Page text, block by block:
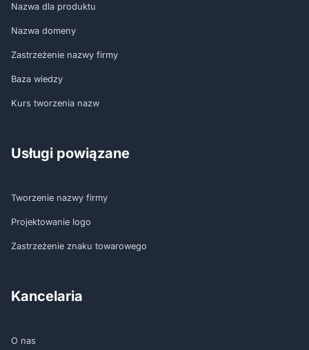
Nazwa dla produktu
Nazwa domeny
Zastrzeżenie nazwy firmy
Baza wiedzy
Kurs tworzenia nazw
Usługi powiązane
Tworzenie nazwy firmy
Projektowanie logo
Zastrzeżenie znaku towarowego
Kancelaria
O nas